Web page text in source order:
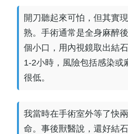
開刀聽起來可怕，但其實
熟。手術通常是全身麻醉
個小口，用內視鏡取出結
1-2小時，風險包括感染或
很低。
我當時在手術室外等了快
命。事後獸醫說，還好結